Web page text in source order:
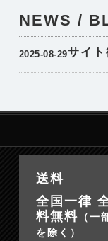
NEWS /
2025-08-29サイト
送料
全国一律
料無料 （一
を除く）